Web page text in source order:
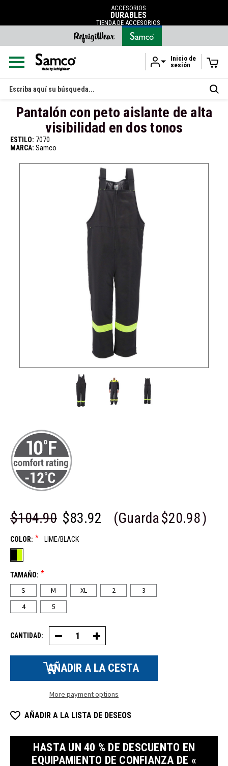
Ir al contenido principal
ACCESORIOS
DURABLES
TIENDA DE ACCESORIOS
Inicio de
sesión
Buscar
en
Pantalón con peto aislante de alta
visibilidad en dos tonos
ESTILO: 7070
MARCA: Samco
$104.90 $83.92 (Guarda$20.98)
COLOR: * LIME/BLACK
TAMAÑO: *
S M XL 2
3
4
5
CANTIDAD: Disminuir
la
cantidad
de
pantalones
peto
de
visibilidad
en
Aumentar
la
cantidad
pantalones
peto
de
visibilidad
en
More payment options
AÑADIR A LA LISTA DE DESEOS
HASTA UN 40 % DE DESCUENTO EN
EQUIPAMIENTO DE CONFIANZA DE «